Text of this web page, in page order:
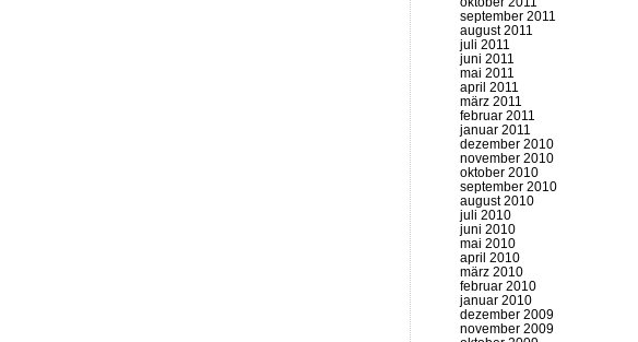
september 2011
august 2011
juli 2011
juni 2011
mai 2011
april 2011
märz 2011
februar 2011
januar 2011
dezember 2010
november 2010
oktober 2010
september 2010
august 2010
juli 2010
juni 2010
mai 2010
april 2010
märz 2010
februar 2010
januar 2010
dezember 2009
november 2009